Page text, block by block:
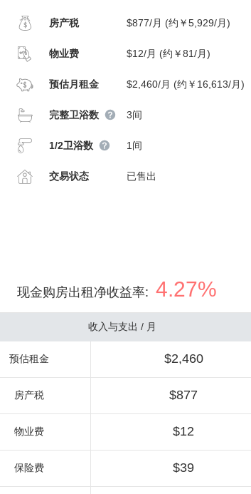
房产税 $877/月 (约￥5,929/月)
物业费 $12/月 (约￥81/月)
预估月租金 $2,460/月 (约￥16,613/月)
完整卫浴数 3间
1/2卫浴数 1间
交易状态 已售出
现金购房出租净收益率: 4.27%
收入与支出 / 月
预估租金 $2,460
房产税 $877
物业费 $12
保险费 $39